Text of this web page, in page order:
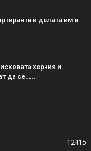
и делата им в
херния и
да се…...
12415